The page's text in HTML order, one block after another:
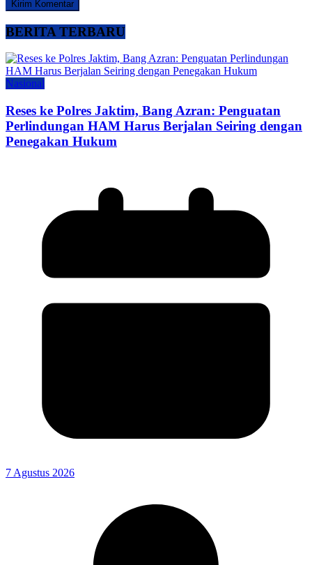
BERITA TERBARU
Nasional
Reses ke Polres Jaktim, Bang Azran: Penguatan
Perlindungan HAM Harus Berjalan Seiring dengan
Penegakan Hukum
7 Agustus 2026